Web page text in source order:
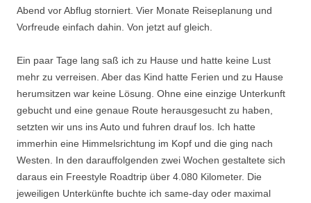
Abend vor Abflug storniert. Vier Monate Reiseplanung und
Vorfreude einfach dahin. Von jetzt auf gleich.
Ein paar Tage lang saß ich zu Hause und hatte keine Lust
mehr zu verreisen. Aber das Kind hatte Ferien und zu Hause
herumsitzen war keine Lösung. Ohne eine einzige Unterkunft
gebucht und eine genaue Route herausgesucht zu haben,
setzten wir uns ins Auto und fuhren drauf los. Ich hatte
immerhin eine Himmelsrichtung im Kopf und die ging nach
Westen. In den darauffolgenden zwei Wochen gestaltete sich
daraus ein Freestyle Roadtrip über 4.080 Kilometer. Die
jeweiligen Unterkünfte buchte ich same-day oder maximal